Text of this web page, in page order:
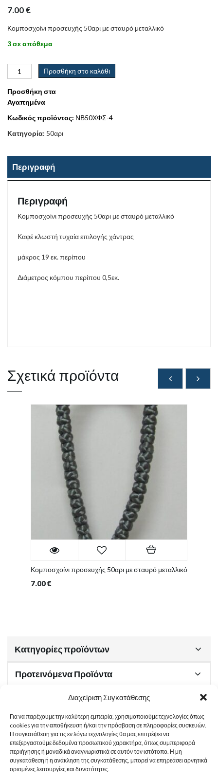
Διαχείριση Συγκατάθεσης
Για να παρέχουμε την καλύτερη εμπειρία, χρησιμοποιούμε τεχνολογίες όπως
cookies για την αποθήκευση ή/και την πρόσβαση σε πληροφορίες συσκευών.
Η συγκατάθεση για τις εν λόγω τεχνολογίες θα μας επιτρέψει να
επεξεργαστούμε δεδομένα προσωπικού χαρακτήρα, όπως συμπεριφορά
περιήγησης ή μοναδικά αναγνωριστικά σε αυτόν τον ιστότοπο. Η μη
συγκατάθεση ή η ανάκληση της συγκατάθεσης, μπορεί να επηρεάσει αρνητικά
ορισμένες λειτουργίες και δυνατότητες.
7.00€
Κομποσχοίνι προσευχής 50αρι με σταυρό μεταλλικό
3 σε απόθεμα
Προσθήκη στο καλάθι
Προσθήκη στα
Αγαπημένα
Κωδικός προϊόντος: ΝΒ50ΧΦΣ-4
Κατηγορία: 50αρι
Περιγραφή
Περιγραφή
Κομποσχοίνι προσευχής 50αρι με σταυρό μεταλλικό
Καφέ κλωστή τυχαία επιλογής χάντρας
μάκρος 19 εκ. περίπου
Διάμετρος κόμπου περίπου 0,5εκ.
Σχετικά προϊόντα
Κομποσχοίνι προσευχής 50αρι με σταυρό μεταλλικό
7.00€
Κατηγορίες προϊόντων
Προτεινόμενα Προϊόντα
Χρήσιμα Έγγραφα
Sitemap
Στοιχεία Επικοινωνίας